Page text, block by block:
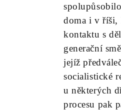
doma i v říši,
kontaktu s
generační
jejíž
socialistické
u některých
procesu pak